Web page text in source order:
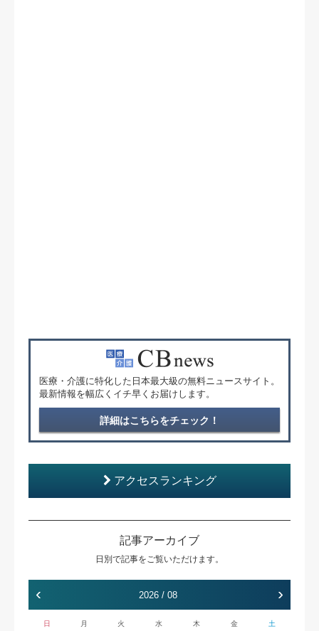
医療・介護に特化した日本最大級の無料ニュースサイト。
最新情報を幅広くイチ早くお届けします。
詳細はこちらをチェック！
アクセスランキング
記事アーカイブ
日別で記事をご覧いただけます。
‹ 2026 / 08 ›
日 月 火 水 木 金 土